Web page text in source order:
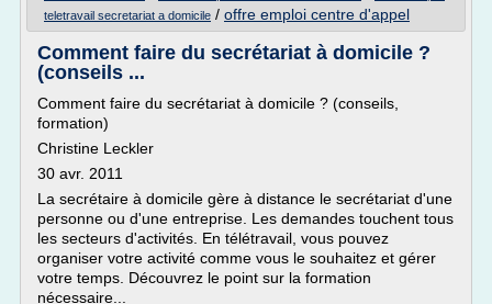
teletravail secretariat a domicile / offre emploi centre d'appel
Comment faire du secrétariat à domicile ?
(conseils ...
Comment faire du secrétariat à domicile ? (conseils,
formation)
Christine Leckler
30 avr. 2011
La secrétaire à domicile gère à distance le secrétariat d'une
personne ou d'une entreprise. Les demandes touchent tous
les secteurs d'activités. En télétravail, vous pouvez
organiser votre activité comme vous le souhaitez et gérer
votre temps. Découvrez le point sur la formation
nécessaire...